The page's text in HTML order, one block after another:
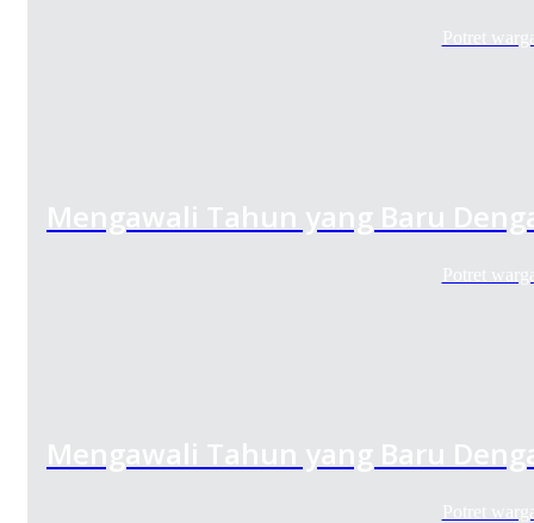
Potret
Mengawali Tahun yang Baru
Potret
Mengawali Tahun yang Baru
Potret